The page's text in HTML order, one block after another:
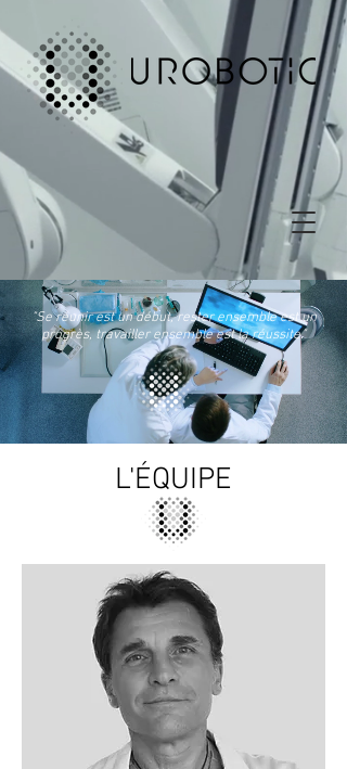
"Se réunir est un début, rester ensemble est un
progrès, travailler ensemble est la réussite."
L'ÉQUIPE